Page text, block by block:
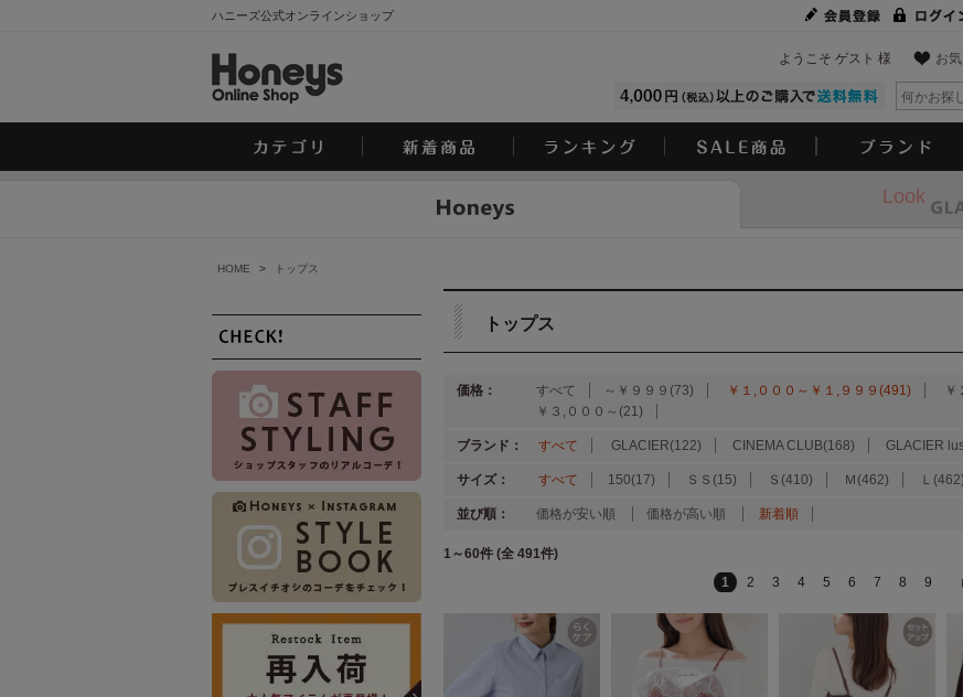
ハニーズ公式オンラインショップ
お
ようこそ ゲスト 様
Look
HOME > トップス
トップス
価格： すべて ～￥９９９(73) ￥１,０００～￥１,９９９(491)
￥
￥３,０００～(21)
ブランド： すべて GLACIER(122) CINEMA CLUB(168) GLACIER
サイズ： すべて 150(17) ＳＳ(15) Ｓ(410) Ｍ(462) Ｌ(462)
並び順： 価格が安い順 価格が高い順 新着順
1～60件 (全 491件)
1
2 3 4 5 6 7 8 9